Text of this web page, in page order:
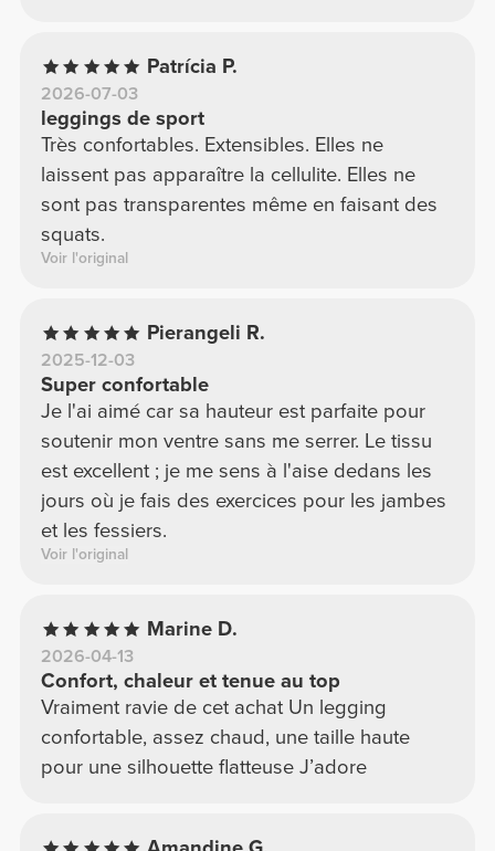
Patrícia P.
2026-07-03
leggings de sport
Très confortables. Extensibles. Elles ne
laissent pas apparaître la cellulite. Elles ne
sont pas transparentes même en faisant des
squats.
Voir l'original
Pierangeli R.
2025-12-03
Super confortable
Je l'ai aimé car sa hauteur est parfaite pour
soutenir mon ventre sans me serrer. Le tissu
est excellent ; je me sens à l'aise dedans les
jours où je fais des exercices pour les jambes
et les fessiers.
Voir l'original
Marine D.
2026-04-13
Confort, chaleur et tenue au top
Vraiment ravie de cet achat Un legging
confortable, assez chaud, une taille haute
pour une silhouette flatteuse J’adore